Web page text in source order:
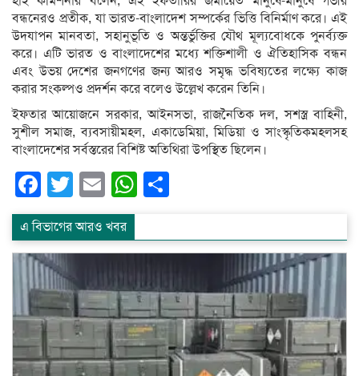
বন্ধনেরও প্রতীক, যা ভারত-বাংলাদেশ সম্পর্কের ভিত্তি বিনির্মাণ করে। এই
উদযাপন মানবতা, সহানুভূতি ও অন্তর্ভুক্তির যৌথ মূল্যবোধকে পুনর্ব্যক্ত
করে। এটি ভারত ও বাংলাদেশের মধ্যে শক্তিশালী ও ঐতিহাসিক বন্ধন
এবং উভয় দেশের জনগণের জন্য আরও সমৃদ্ধ ভবিষ্যতের লক্ষ্যে কাজ
করার সংকল্পও প্রদর্শন করে বলেও উল্লেখ করেন তিনি।
ইফতার আয়োজনে সরকার, আইনসভা, রাজনৈতিক দল, সশস্ত্র বাহিনী,
সুশীল সমাজ, ব্যবসায়ীমহল, একাডেমিয়া, মিডিয়া ও সাংস্কৃতিকমহলসহ
বাংলাদেশের সর্বস্তরের বিশিষ্ট অতিথিরা উপস্থিত ছিলেন।
Facebook
Twitter
EmailWhatsApp
এ বিভাগের আরও খবর